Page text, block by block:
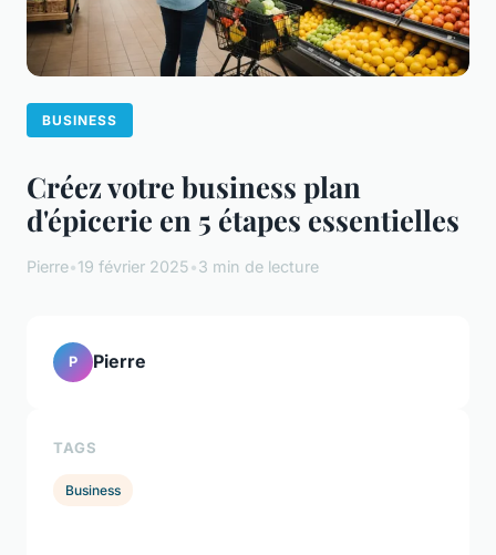
BUSINESS
Créez votre business plan
d'épicerie en 5 étapes essentielles
Pierre•19 février 2025•3 min de lecture
P Pierre
TAGS
Business